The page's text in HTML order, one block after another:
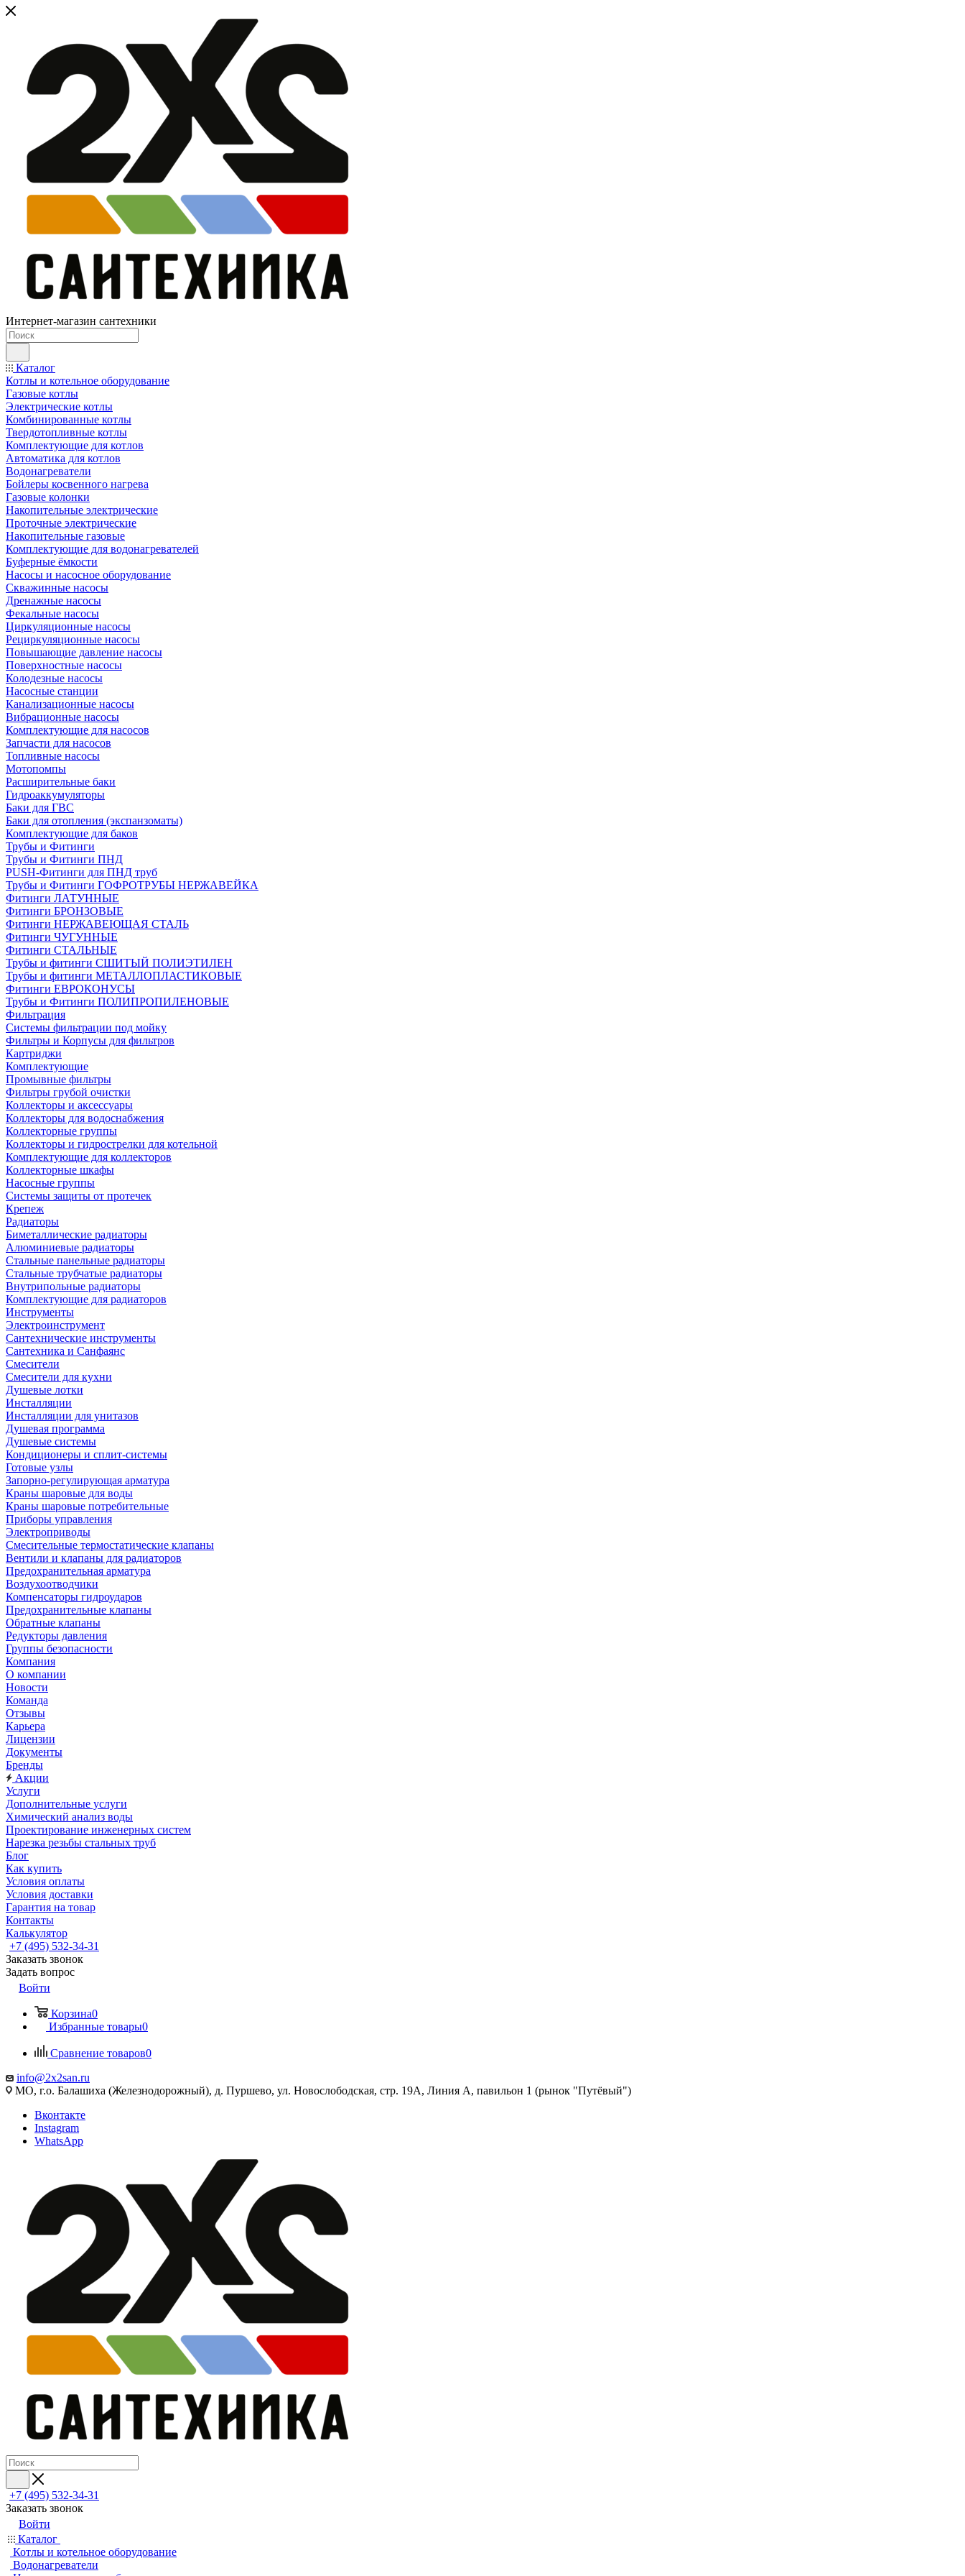
Интернет-магазин сантехники
Каталог
Котлы и котельное оборудование
Газовые котлы
Электрические котлы
Комбинированные котлы
Твердотопливные котлы
Комплектующие для котлов
Автоматика для котлов
Водонагреватели
Бойлеры косвенного нагрева
Газовые колонки
Накопительные электрические
Проточные электрические
Накопительные газовые
Комплектующие для водонагревателей
Буферные ёмкости
Насосы и насосное оборудование
Скважинные насосы
Дренажные насосы
Фекальные насосы
Циркуляционные насосы
Рециркуляционные насосы
Повышающие давление насосы
Поверхностные насосы
Колодезные насосы
Насосные станции
Канализационные насосы
Вибрационные насосы
Комплектующие для насосов
Запчасти для насосов
Топливные насосы
Мотопомпы
Расширительные баки
Гидроаккумуляторы
Баки для ГВС
Баки для отопления (экспанзоматы)
Комплектующие для баков
Трубы и Фитинги
Трубы и Фитинги ПНД
PUSH-Фитинги для ПНД труб
Трубы и Фитинги ГОФРОТРУБЫ НЕРЖАВЕЙКА
Фитинги ЛАТУННЫЕ
Фитинги БРОНЗОВЫЕ
Фитинги НЕРЖАВЕЮЩАЯ СТАЛЬ
Фитинги ЧУГУННЫЕ
Фитинги СТАЛЬНЫЕ
Трубы и фитинги СШИТЫЙ ПОЛИЭТИЛЕН
Трубы и фитинги МЕТАЛЛОПЛАСТИКОВЫЕ
Фитинги ЕВРОКОНУСЫ
Трубы и Фитинги ПОЛИПРОПИЛЕНОВЫЕ
Фильтрация
Системы фильтрации под мойку
Фильтры и Корпусы для фильтров
Картриджи
Комплектующие
Промывные фильтры
Фильтры грубой очистки
Коллекторы и аксессуары
Коллекторы для водоснабжения
Коллекторные группы
Коллекторы и гидрострелки для котельной
Комплектующие для коллекторов
Коллекторные шкафы
Насосные группы
Системы защиты от протечек
Крепеж
Радиаторы
Биметаллические радиаторы
Алюминиевые радиаторы
Стальные панельные радиаторы
Стальные трубчатые радиаторы
Внутрипольные радиаторы
Комплектующие для радиаторов
Инструменты
Электроинструмент
Сантехнические инструменты
Сантехника и Санфаянс
Смесители
Смесители для кухни
Душевые лотки
Инсталляции
Инсталляции для унитазов
Душевая программа
Душевые системы
Кондиционеры и сплит-системы
Готовые узлы
Запорно-регулирующая арматура
Краны шаровые для воды
Краны шаровые потребительные
Приборы управления
Электроприводы
Смесительные термостатические клапаны
Вентили и клапаны для радиаторов
Предохранительная арматура
Воздухоотводчики
Компенсаторы гидроударов
Предохранительные клапаны
Обратные клапаны
Редукторы давления
Группы безопасности
Компания
О компании
Новости
Команда
Отзывы
Карьера
Лицензии
Документы
Бренды
Акции
Услуги
Дополнительные услуги
Химический анализ воды
Проектирование инженерных систем
Нарезка резьбы стальных труб
Блог
Как купить
Условия оплаты
Условия доставки
Гарантия на товар
Контакты
Калькулятор
+7 (495) 532‑34‑31
Заказать звонок
Задать вопрос
Войти
Корзина0
Избранные товары0
Сравнение товаров0
info@2x2san.ru
МО, г.о. Балашиха (Железнодорожный), д. Пуршево, ул. Новослободская, стр. 19А, Линия А, павильон 1 (рынок "Путёвый")
Вконтакте
Instagram
WhatsApp
+7 (495) 532‑34‑31
Заказать звонок
Войти
Каталог
Котлы и котельное оборудование
Водонагреватели